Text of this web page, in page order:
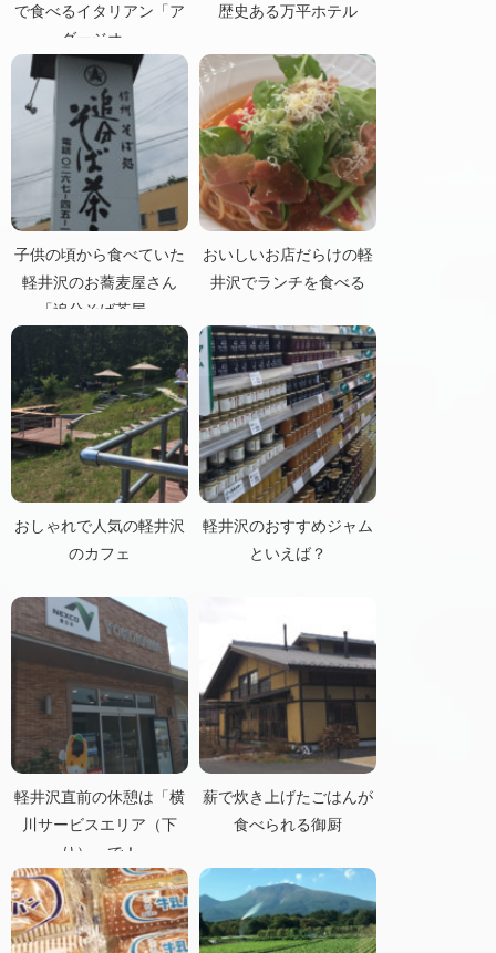
で食べるイタリアン「ア
ダージオ」
歴史ある万平ホテル
子供の頃から食べていた
軽井沢のお蕎麦屋さん
「追分そば茶屋」
おいしいお店だらけの軽
井沢でランチを食べる
おしゃれで人気の軽井沢
のカフェ
軽井沢のおすすめジャム
といえば？
軽井沢直前の休憩は「横
川サービスエリア（下
り）」で！
薪で炊き上げたごはんが
食べられる御厨